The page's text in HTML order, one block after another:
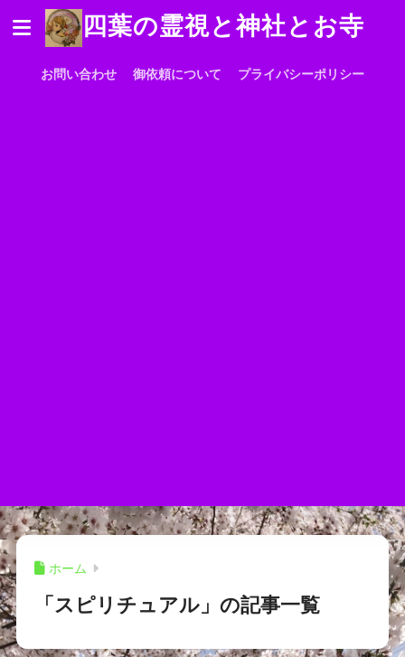
四葉の霊視と神社とお寺
お問い合わせ 御依頼について プライバシーポリシー
ホーム
「スピリチュアル」の記事一覧